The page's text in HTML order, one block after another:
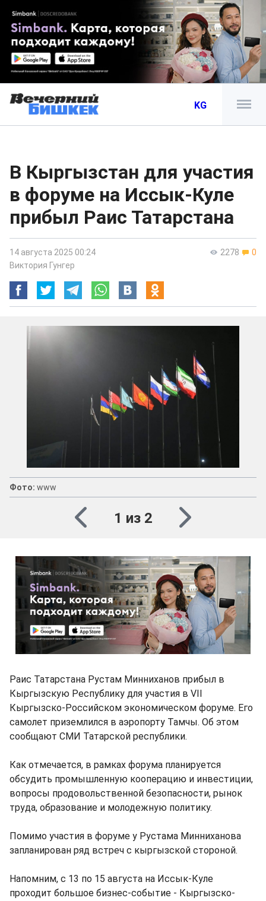
KG
В Кыргызстан для участия
в форуме на Иссык-Куле
прибыл Раис Татарстана
2278 0
14 августа 2025 00:24
Виктория Гунгер
Фото: www
1 из 2
Раис Татарстана Рустам Минниханов прибыл в
Кыргызскую Республику для участия в VII
Кыргызско-Российском экономическом форуме. Его
самолет приземлился в аэропорту Тамчы. Об этом
сообщают СМИ Татарской республики.
Как отмечается, в рамках форума планируется
обсудить промышленную кооперацию и инвестиции,
вопросы продовольственной безопасности, рынок
труда, образование и молодежную политику.
Помимо участия в форуме у Рустама Минниханова
запланирован ряд встреч с кыргызской стороной.
Напомним, с 13 по 15 августа на Иссык-Куле
проходит большое бизнес-событие - Кыргызско-